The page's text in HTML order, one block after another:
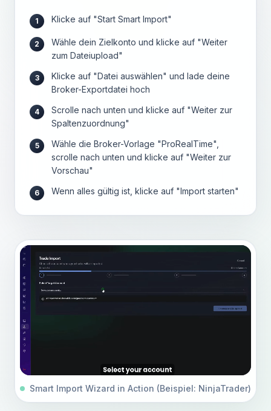
1 Klicke auf "Start Smart Import"
2
Wähle dein Zielkonto und klicke auf "Weiter
zum Dateiupload"
3
Klicke auf "Datei auswählen" und lade deine
Broker-Exportdatei hoch
4
Scrolle nach unten und klicke auf "Weiter zur
Spaltenzuordnung"
5
Wähle die Broker-Vorlage "ProRealTime",
scrolle nach unten und klicke auf "Weiter zur
Vorschau"
6 Wenn alles gültig ist, klicke auf "Import starten"
Smart Import Wizard in Action (Beispiel: NinjaTrader)